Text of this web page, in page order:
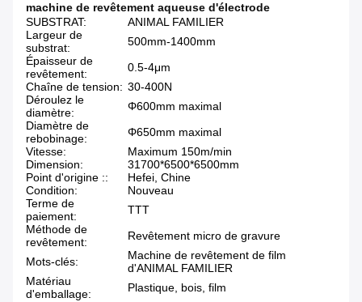
machine de revêtement aqueuse d'électrode
SUBSTRAT:
ANIMAL FAMILIER
Largeur de
substrat:
500mm-1400mm
Épaisseur de
revêtement:
0.5-4μm
Chaîne de tension: 30-400N
Déroulez le
diamètre:
Φ600mm maximal
Diamètre de
rebobinage:
Φ650mm maximal
Vitesse:
Maximum 150m/min
Dimension:
31700*6500*6500mm
Point d'origine ::
Hefei, Chine
Condition:
Nouveau
Terme de
paiement:
TTT
Méthode de
revêtement:
Revêtement micro de gravure
Mots-clés:
Machine de revêtement de film
d'ANIMAL FAMILIER
Matériau
d'emballage:
Plastique, bois, film